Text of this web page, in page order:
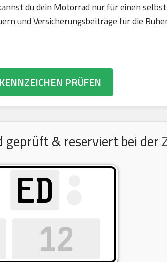
du dein Motorrad nur für einen
und Versicherungsbeiträge für die
PRÜFEN
& reserviert bei der